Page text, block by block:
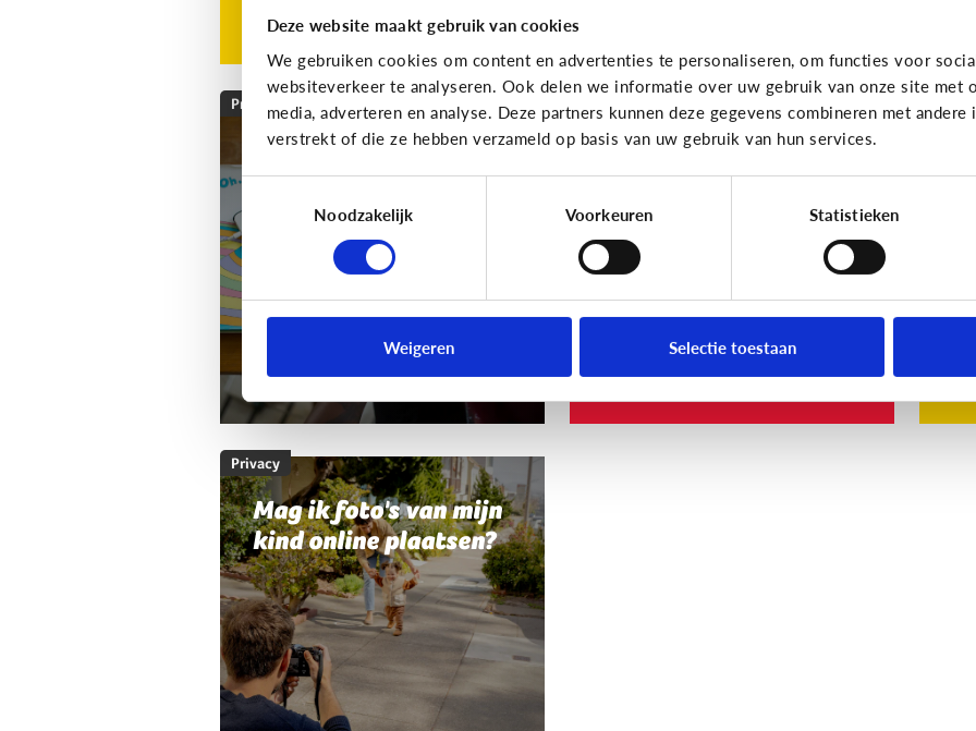
Deze website maakt gebruik van cookies
We gebruiken cookies om content en advertenties te personaliseren, om functies voor
websiteverkeer te analyseren. Ook delen we informatie over uw gebruik van onze site met
media, adverteren en analyse. Deze partners kunnen deze gegevens combineren met
verstrekt of die ze hebben verzameld op basis van uw gebruik van hun services.
Toestemmingsselectie
Noodzakelijk
Voorkeuren Statistieken
Weigeren Selectie toestaan
Privacy
Mag ik de smartphone
of tablet van mijn kind
nakijken?
Als ouder wil je wel wat
controle houden.
Mag dat? En hoe doe je dat?
Privacy
Ongewenste foto van
je kind online?
Foto’s delen op Facebook is
leuk, maar niet altijd.
Volg deze 5 stappen
Privacy
Privacy
Mag ik foto's van mijn
kind online plaatsen?